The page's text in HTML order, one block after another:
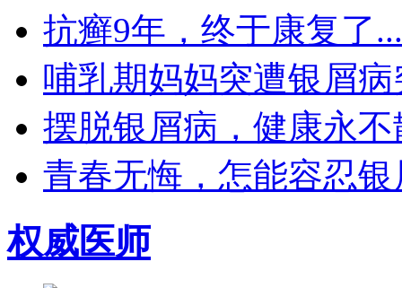
抗癣9年，终于康复了...
哺乳期妈妈突遭银屑
摆脱银屑病，健康永不
青春无悔，怎能容忍
权威医师